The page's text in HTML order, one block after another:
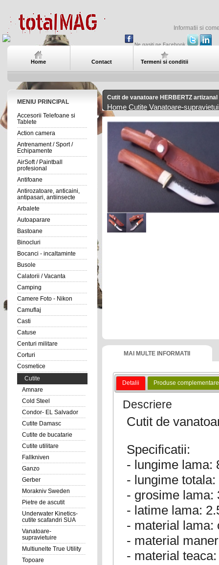
Informatii si
Ne gasiti pe Facebook
Home Contact Termeni si conditii
MENIU PRINCIPAL
Accesorii Telefoane si
Tablete
Action camera
Antrenament / Sport /
Echipamente
AirSoft / Paintball
profesional
Antifoane
Antirozatoare, anticaini,
antipasari, antiinsecte
Arbalete
Autoaparare
Bastoane
Binocluri
Bocanci - incaltaminte
Busole
Calatorii / Vacanta
Camping
Camere Foto - Nikon
Camuflaj
Casti
Catuse
Centuri militare
Corturi
Cosmetice
Cutite
Amnare
Cold Steel
Condor- EL Salvador
Cutite Damasc
Cutite de bucatarie
Cutite utilitare
Fallkniven
Ganzo
Gerber
Morakniv Sweden
Pietre de ascutit
Underwater Kinetics-
cutite scafandri SUA
Vanatoare-
supravietuire
Multiunelte True Utility
Topoare
Cutit de vanatoare HERBERTZ
Home Cutite Vanatoare-
MAI MULTE INFORMATII
Detalii Produse complementare
Descriere
Cutit de
Specificatii:
- lungime lama:
- lungime
- grosime lama:
- latime lama:
- material lama:
- material
- material